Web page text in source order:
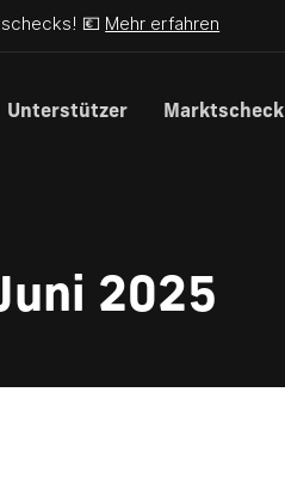
💶 Mehr erfahren
Unterstützer Marktscheck
2025